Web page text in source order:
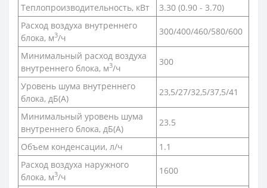
Теплопроизводительность, кВт
3.30 (0.90 - 3.70)
Расход воздуха внутреннего
блока, м3/ч
300/400/460/580/600
Минимальный расход воздуха
внутреннего блока, м3/ч
300
Уровень шума внутреннего
блока, дБ(А)
23,5/27/32,5/37,5/41
Минимальный уровень шума
внутреннего блока, дБ(А)
23.5
Объем конденсации, л/ч
1.1
Расход воздуха наружного
блока, м3/ч
1600